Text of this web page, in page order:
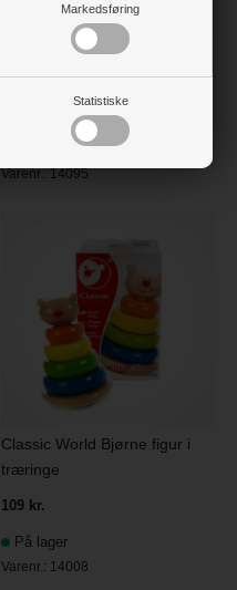
Markedsføring
Statistiske
Varenr.:14095
Classic World Bjørne figur i
træringe
109 kr.
På lager
Varenr.: 14008